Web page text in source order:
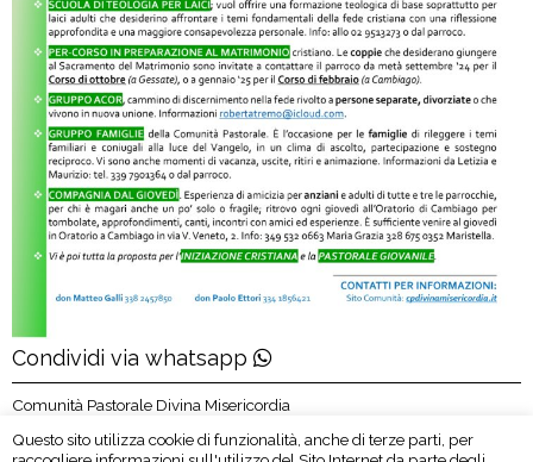
Condividi via whatsapp
Comunità Pastorale Divina Misericordia
S. Michele Arcangelo Bellinzago Lombardo
Questo sito utilizza cookie di funzionalità, anche di terze parti, per